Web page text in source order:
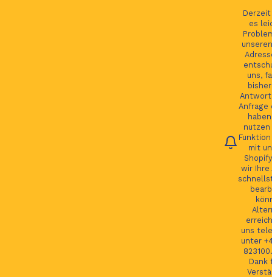
es
uns,
Antwort
Anfrage
nutzen
mit
wir Ihre
uns
unter
Dank